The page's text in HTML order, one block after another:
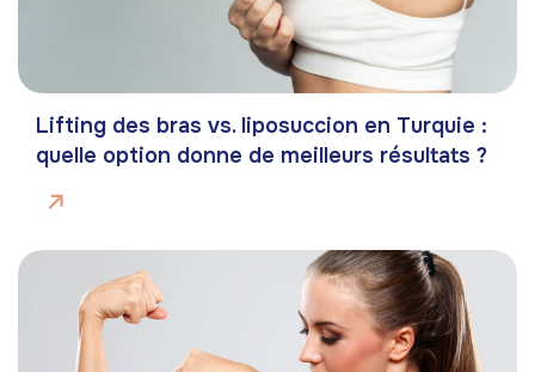
Lifting des bras vs. liposuccion en Turquie :
quelle option donne de meilleurs résultats ?